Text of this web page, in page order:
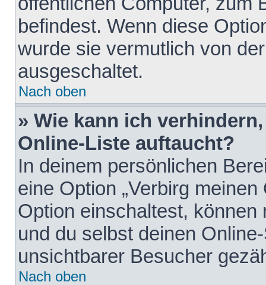
befindest. Wenn diese
wurde sie vermutlich von
ausgeschaltet.
Nach oben
» Wie kann ich
Online-Liste auftaucht?
In deinem persönlichen
eine Option „Verbirg
Option einschaltest,
und du selbst deinen
unsichtbarer Besucher
Nach oben